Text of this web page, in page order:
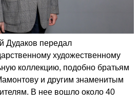
Дудаков передал
художественному
коллекцию, подобно братьям
и другим знаменитым
В нее вошло около 40